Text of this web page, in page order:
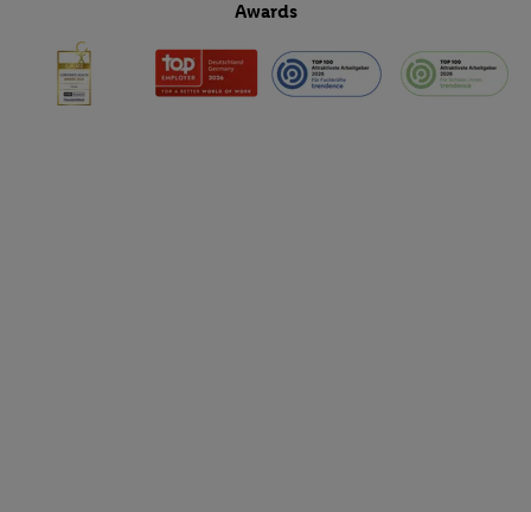
Awards